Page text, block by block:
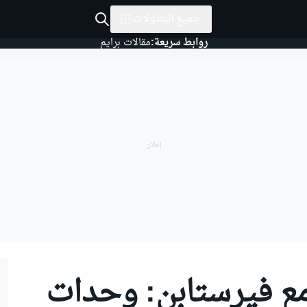
روابط سريعة:مقالات برايم
فيرستابن: وحدات